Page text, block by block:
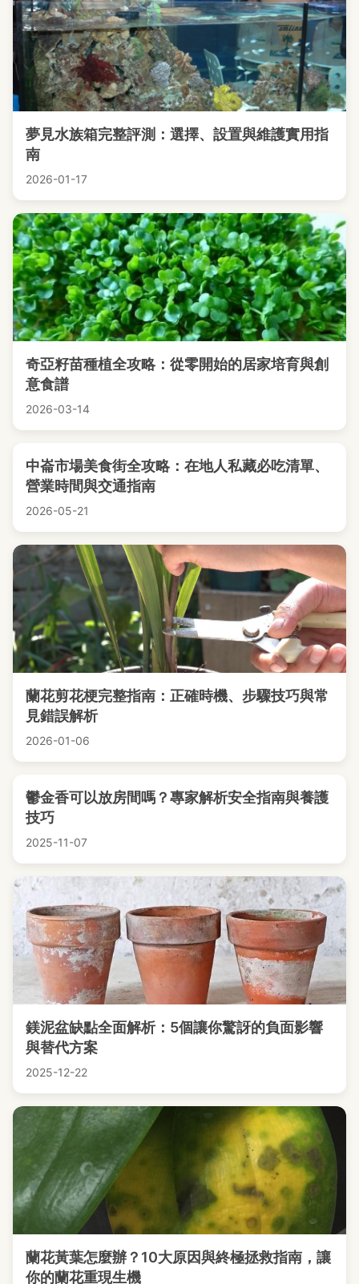
夢見水族箱完整評測：選擇、設置與維護實用指
南
2026-01-17
奇亞籽苗種植全攻略：從零開始的居家培育與創
意食譜
2026-03-14
中崙市場美食街全攻略：在地人私藏必吃清單、
營業時間與交通指南
2026-05-21
蘭花剪花梗完整指南：正確時機、步驟技巧與常
見錯誤解析
2026-01-06
鬱金香可以放房間嗎？專家解析安全指南與養護
技巧
2025-11-07
鎂泥盆缺點全面解析：5個讓你驚訝的負面影響
與替代方案
2025-12-22
蘭花黃葉怎麼辦？10大原因與終極拯救指南，讓
你的蘭花重現生機